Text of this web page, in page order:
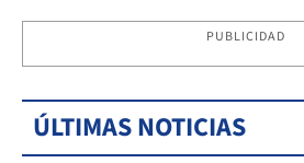
PUBLICIDAD
ÚLTIMAS NOTICIAS